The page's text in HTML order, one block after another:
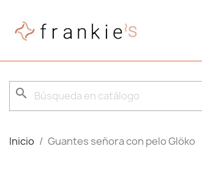
search
Inicio Guantes señora con pelo Glöko